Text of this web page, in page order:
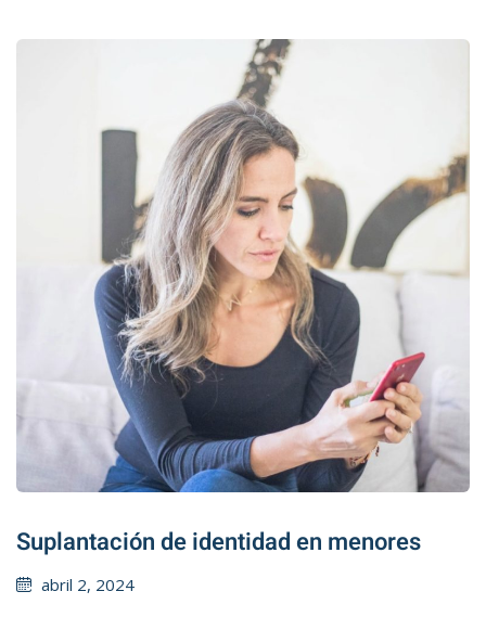
Suplantación de identidad en menores
Posted
abril 2, 2024